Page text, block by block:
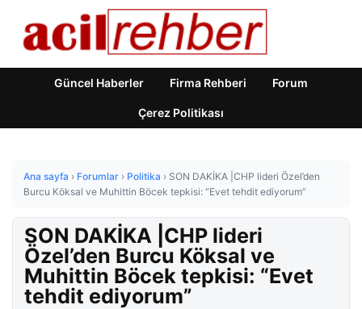
Güncel Haberler Firma Rehberi Forum
Çerez Politikası
Ana sayfa › Forumlar › Politika › SON DAKİKA |CHP lideri Özel’den
Burcu Köksal ve Muhittin Böcek tepkisi: “Evet tehdit ediyorum”
SON DAKİKA |CHP lideri
Özel’den Burcu Köksal ve
Muhittin Böcek tepkisi: “Evet
tehdit ediyorum”